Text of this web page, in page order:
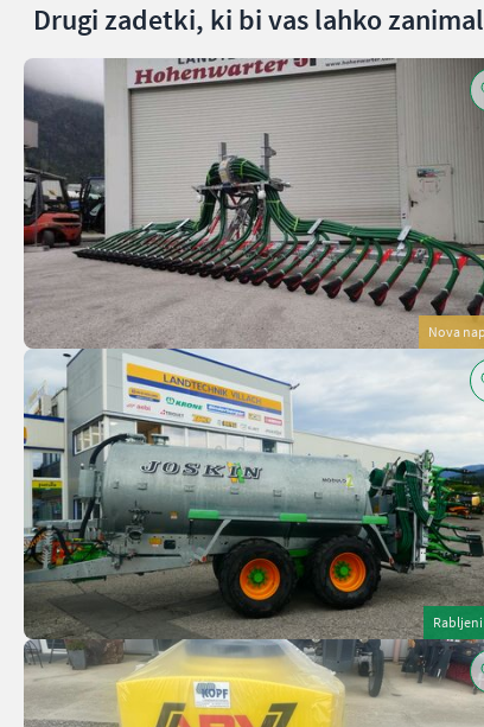
Drugi zadetki, ki bi vas lahko
Nova